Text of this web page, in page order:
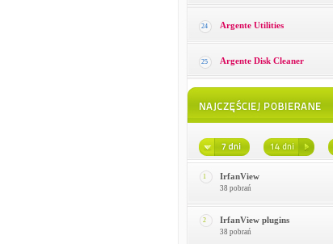
24 Argente Utilities
25 Argente Disk Cleaner
1 IrfanView
38 pobrań
2 IrfanView plugins
38 pobrań